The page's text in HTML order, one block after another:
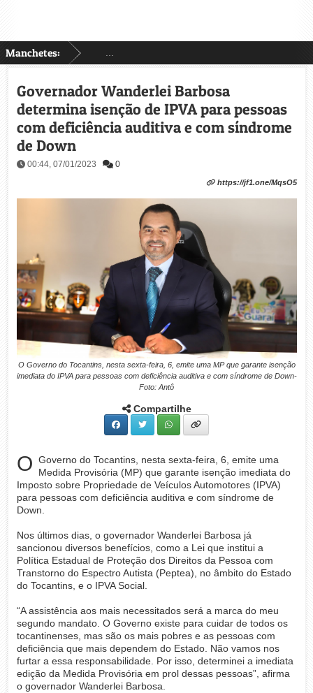
Manchetes:
Governador Wanderlei Barbosa
determina isenção de IPVA para pessoas
com deficiência auditiva e com síndrome
de Down
00:44, 07/01/2023 0
https://jf1.one/MqsO5
O Governo do Tocantins, nesta sexta-feira, 6, emite uma MP que garante isenção
imediata do IPVA para pessoas com deficiência auditiva e com síndrome de Down-
Foto: Antô
Compartilhe
O Governo do Tocantins, nesta sexta-feira, 6, emite uma
Medida Provisória (MP) que garante isenção imediata do
Imposto sobre Propriedade de Veículos Automotores (IPVA)
para pessoas com deficiência auditiva e com síndrome de
Down.
Nos últimos dias, o governador Wanderlei Barbosa já
sancionou diversos benefícios, como a Lei que institui a
Política Estadual de Proteção dos Direitos da Pessoa com
Transtorno do Espectro Autista (Peptea), no âmbito do Estado
do Tocantins, e o IPVA Social.
“A assistência aos mais necessitados será a marca do meu
segundo mandato. O Governo existe para cuidar de todos os
tocantinenses, mas são os mais pobres e as pessoas com
deficiência que mais dependem do Estado. Não vamos nos
furtar a essa responsabilidade. Por isso, determinei a imediata
edição da Medida Provisória em prol dessas pessoas”, afirma
o governador Wanderlei Barbosa.